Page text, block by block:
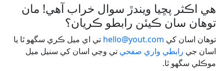
هي اڪثر پڇيا ويندڙ سوال خراب آهي! مان
توهان سان ڪيئن رابطو ڪريان؟
توهان اسان کي hello@yout.com تي اي ميل ڪري سگهو ٿا يا
اسان جي رابطي واري صفحي تي وڃي اسان کي سنيل ميل
موڪلي سگهو ٿا.